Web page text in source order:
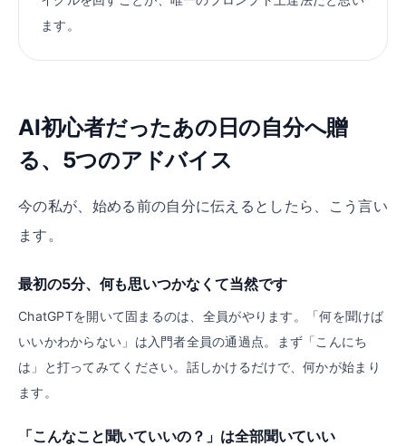
ます。
AI初心者だったあの日の自分へ贈
る、5つのアドバイス
今の私が、始める前の自分に伝えるとしたら、こう言い
ます。
最初の5分、何も思いつかなくて当然です
ChatGPTを開いて固まるのは、全員がやります。「何を聞けば
いいかわからない」は入門者全員の通過点。まず「こんにち
は」と打ってみてください。話しかけるだけで、何かが始まり
ます。
「こんなこと聞いていいの？」は全部聞いていい